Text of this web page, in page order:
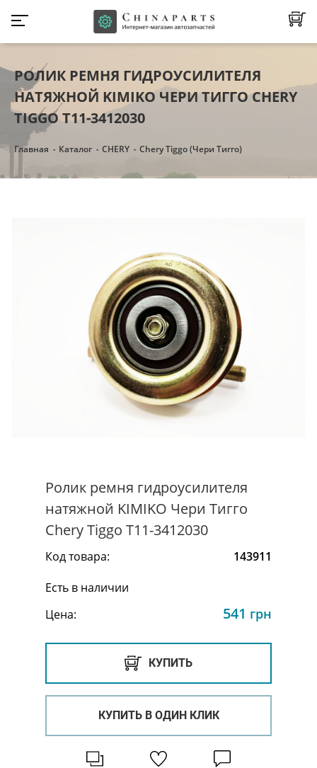
РОЛИК РЕМНЯ ГИДРОУСИЛИТЕЛЯ
НАТЯЖНОЙ KIMIKO ЧЕРИ ТИГГО CHERY
TIGGO T11-3412030
Главная Каталог CHERY Chery Tiggo (Чери Тигго)
Ролик ремня гидроусилителя
натяжной KIMIKO Чери Тигго
Chery Tiggo T11-3412030
Код товара:
143911
Есть в наличии
Цена:
541 грн
КУПИТЬ
КУПИТЬ В ОДИН КЛИК